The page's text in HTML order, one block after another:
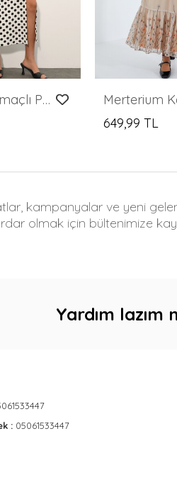
Kadın Yırtmaçlı Puantiyeli Etek 8082 - Beyaz
649,99 TL
kampanyalar ve yeni
olmak için bültenimize
Yardım lazım
: 05061533447